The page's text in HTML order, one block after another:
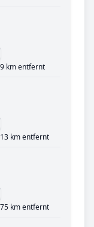
km entfernt
km entfernt
km entfernt